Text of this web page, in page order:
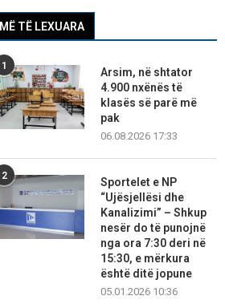
MË TË LEXUARA
1
Arsim, në shtator
4.900 nxënës të
klasës së parë më
pak
06.08.2026 17:33
2
Sportelet e NP
“Ujësjellësi dhe
Kanalizimi” – Shkup
nesër do të punojnë
nga ora 7:30 deri në
15:30, e mërkura
është ditë jopune
05.01.2026 10:36